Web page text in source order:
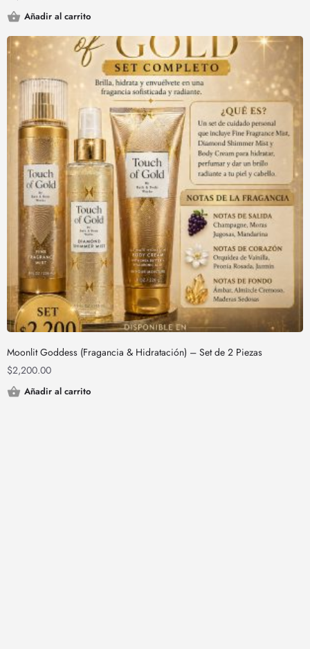
Añadir al carrito
Moonlit Goddess (Fragancia & Hidratación) – Set de 2 Piezas
$2,200.00
Añadir al carrito